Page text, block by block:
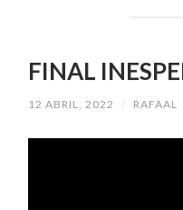
FINAL
12 ABRIL, 2022 / RAFAAL